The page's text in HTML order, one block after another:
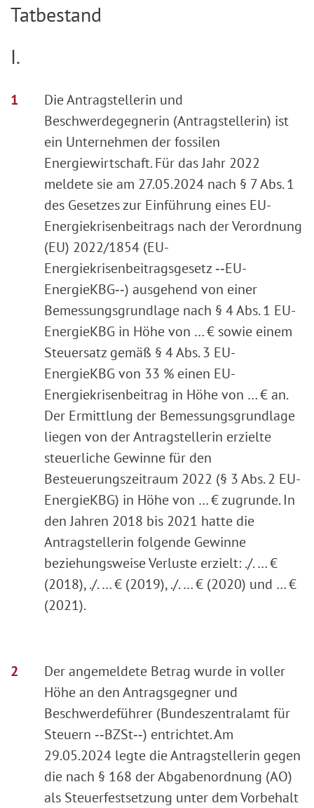
Tatbestand
I.
Die Antragstellerin und
Beschwerdegegnerin (Antragstellerin) ist
ein Unternehmen der fossilen
Energiewirtschaft. Für das Jahr 2022
meldete sie am 27.05.2024 nach § 7 Abs. 1
des Gesetzes zur Einführung eines EU-
Energiekrisenbeitrags nach der Verordnung
(EU) 2022/1854 (EU-
Energiekrisenbeitragsgesetz ‑‑EU-
EnergieKBG‑‑) ausgehend von einer
Bemessungsgrundlage nach § 4 Abs. 1 EU-
EnergieKBG in Höhe von … € sowie einem
Steuersatz gemäß § 4 Abs. 3 EU-
EnergieKBG von 33 % einen EU-
Energiekrisenbeitrag in Höhe von … € an.
Der Ermittlung der Bemessungsgrundlage
liegen von der Antragstellerin erzielte
steuerliche Gewinne für den
Besteuerungszeitraum 2022 (§ 3 Abs. 2 EU-
EnergieKBG) in Höhe von … € zugrunde. In
den Jahren 2018 bis 2021 hatte die
Antragstellerin folgende Gewinne
beziehungsweise Verluste erzielt: ./. … €
(2018), ./. … € (2019), ./. … € (2020) und … €
(2021).
Der angemeldete Betrag wurde in voller
Höhe an den Antragsgegner und
Beschwerdeführer (Bundeszentralamt für
Steuern ‑‑BZSt‑‑) entrichtet. Am
29.05.2024 legte die Antragstellerin gegen
die nach § 168 der Abgabenordnung (AO)
als Steuerfestsetzung unter dem Vorbehalt